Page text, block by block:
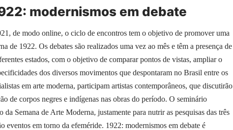
modernismos em debate
de modo online, o ciclo de encontros tem o objetivo de promover uma
de 1922. Os debates são realizados uma vez ao mês e têm a presença de
estados, com o objetivo de comparar pontos de vistas, ampliar o
dos diversos movimentos que despontaram no Brasil entre os
em arte moderna, participam artistas contemporâneos, que discutirão
de corpos negres e indígenas nas obras do período. O seminário
da Semana de Arte Moderna, justamente para nutrir as pesquisas das três
eventos em torno da efeméride. 1922: modernismos em debate é